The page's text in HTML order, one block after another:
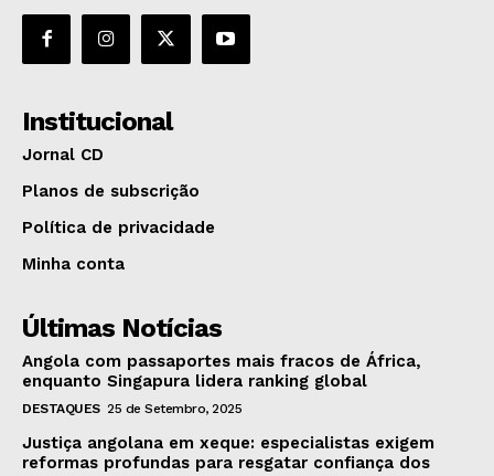
Institucional
Jornal CD
Planos de subscrição
Política de privacidade
Minha conta
Últimas Notícias
Angola com passaportes mais fracos de África,
enquanto Singapura lidera ranking global
DESTAQUES 25 de Setembro, 2025
Justiça angolana em xeque: especialistas exigem
reformas profundas para resgatar confiança dos